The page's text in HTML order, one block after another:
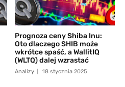
Prognoza ceny Shiba Inu:
Oto dlaczego SHIB może
wkrótce spaść, a WallitIQ
(WLTQ) dalej wzrastać
Analizy 18 stycznia 2025